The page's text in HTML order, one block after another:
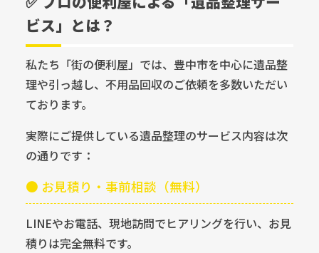
ビス」とは？
私たち「街の便利屋」では、豊中市を中心に遺品整
理や引っ越し、不用品回収のご依頼を多数いただい
ております。
実際にご提供している遺品整理のサービス内容は次
の通りです：
● お見積り・事前相談（無料）
LINEやお電話、現地訪問でヒアリングを行い、お見
積りは完全無料です。